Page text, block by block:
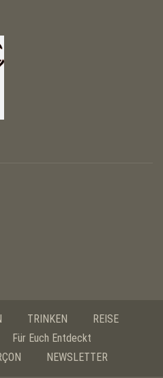
TRINKEN
REISE
Für Euch Entdeckt
NEWSLETTER